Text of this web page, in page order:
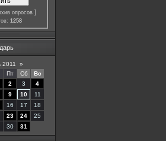
опросов ]
1258
2011
»
Пт Сб
Вс
2 3
4
9 10
11
16 17
18
23 24
25
30 31